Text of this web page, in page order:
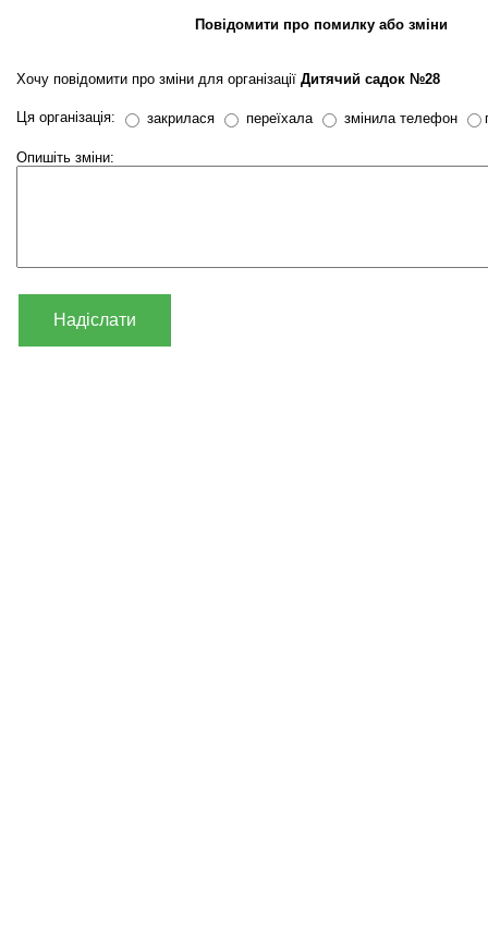
Повідомити про помилку або зміни
Хочу повідомити про зміни для організації Дитячий садок №28
Ця організація: закрилася переїхала змінила телефон
Опишіть зміни:
Надіслати